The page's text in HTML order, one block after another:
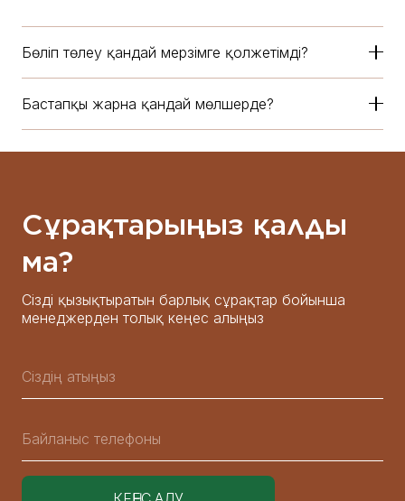
Бөліп төлеу қандай мерзімге қолжетімді?
Бастапқы жарна қандай мөлшерде?
Сұрақтарыңыз қалды
ма?
Сізді қызықтыратын барлық сұрақтар бойынша
менеджерден толық кеңес алыңыз